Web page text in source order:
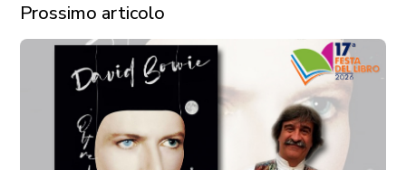
Prossimo articolo